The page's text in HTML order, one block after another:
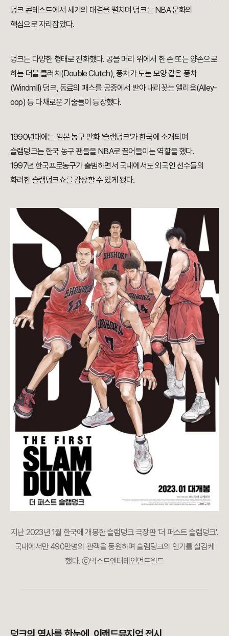
덩크 콘테스트에서 세기의 대결을 펼치며 덩크는 NBA 문화의
핵심으로 자리잡았다.
덩크는 다양한 형태로 진화했다. 공을 머리 위에서 한 손 또는 양손으로
하는 더블 클러치(Double Clutch), 풍차가 도는 모양 같은 풍차
(Windmill) 덩크, 동료의 패스를 공중에서 받아 내리꽂는 앨리웁(Alley-
oop) 등 다채로운 기술들이 등장했다.
1990년대에는 일본 농구 만화 '슬램덩크'가 한국에 소개되며
슬램덩크는 한국 농구 팬들을 NBA로 끌어들이는 역할을 했다.
1997년 한국프로농구가 출범하면서 국내에서도 외국인 선수들의
화려한 슬램덩크쇼를 감상할 수 있게 됐다.
지난 2023년 1월 한국에 개봉한 슬램덩크 극장판 '더 퍼스트 슬램덩크'.
국내에서만 490만명의 관객을 동원하며 슬램덩크의 인기를 실감케
했다. ⓒ넥스트엔터테인먼트월드